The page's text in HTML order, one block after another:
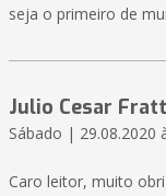
seja o primeiro de
Julio Cesar
Sábado | 29.08.2020
Caro leitor, muito